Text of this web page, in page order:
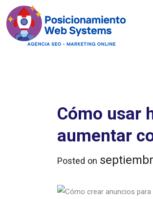
Cómo usar
aumentar
Posted on